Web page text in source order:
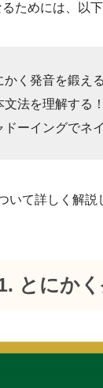
ためには、以
く発音を鍛える
法を理解する！
ドーイングでネ
いて詳しく解説
とにか